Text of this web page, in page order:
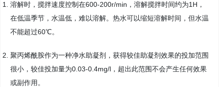
溶解时，搅拌速度控制在600-200r/min，溶解搅拌时间约为1H，
在低温季节，水温低，难以溶解。热水可以缩短溶解时间，但水温
不能超过60℃。
聚丙烯酰胺作为一种净水助凝剂，获得较佳助凝剂效果的投加范围
很小，较佳投加量为0.03-0.4mg/l，超出此范围不会产生任何效果
或副作用。